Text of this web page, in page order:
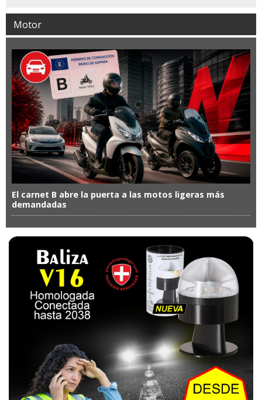
Motor
El carnet B abre la puerta a las motos ligeras más
demandadas